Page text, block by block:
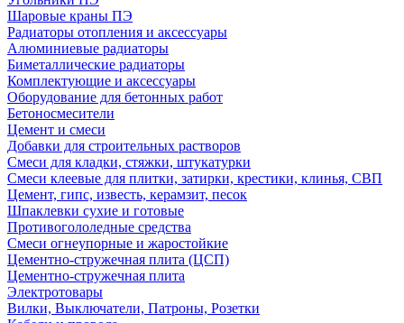
Шаровые краны ПЭ
Радиаторы отопления и аксессуары
Алюминиевые радиаторы
Биметаллические радиаторы
Комплектующие и аксессуары
Оборудование для бетонных работ
Бетоносмесители
Цемент и смеси
Добавки для строительных растворов
Смеси для кладки, стяжки, штукатурки
Смеси клеевые для плитки, затирки, крестики, клинья, СВП
Цемент, гипс, известь, керамзит, песок
Шпаклевки сухие и готовые
Противогололедные средства
Смеси огнеупорные и жаростойкие
Цементно-стружечная плита (ЦСП)
Цементно-стружечная плита
Электротовары
Вилки, Выключатели, Патроны, Розетки